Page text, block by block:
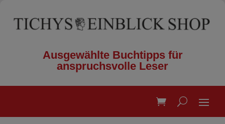
Ausgewählte Buchtipps für
anspruchsvolle Leser